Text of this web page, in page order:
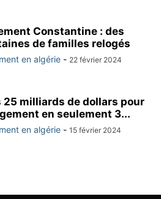
Constantine : des
de familles relogés
en algérie - 22 février 2024
25 milliards de dollars pour
en seulement 3...
en algérie - 15 février 2024